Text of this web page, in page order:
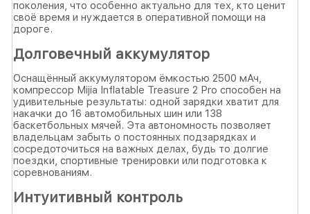
поколения, что особенно актуально для тех, кто ценит
своё время и нуждается в оперативной помощи на
дороге.
Долговечный аккумулятор
Оснащённый аккумулятором ёмкостью 2500 мАч,
компрессор Mijia Inflatable Treasure 2 Pro способен на
удивительные результаты: одной зарядки хватит для
накачки до 16 автомобильных шин или 138
баскетбольных мячей. Эта автономность позволяет
владельцам забыть о постоянных подзарядках и
сосредоточиться на важных делах, будь то долгие
поездки, спортивные тренировки или подготовка к
соревнованиям.
Интуитивный контроль